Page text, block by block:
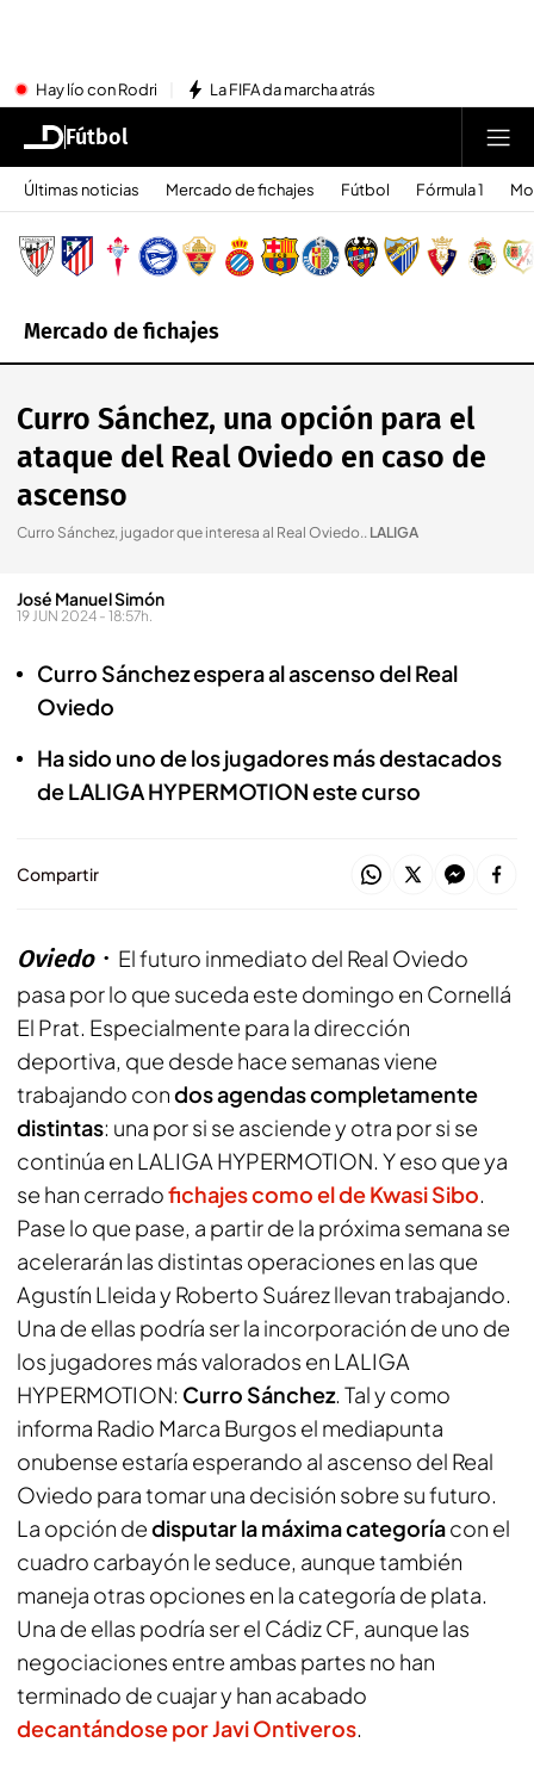
Hay lío con Rodri La FIFA da marcha atrás
Fútbol
Últimas noticias Mercado de fichajes Fútbol Fórmula 1
Mercado de fichajes
Curro Sánchez, una opción para el
ataque del Real Oviedo en caso de
ascenso
Curro Sánchez, jugador que interesa al Real Oviedo.. LALIGA
José Manuel Simón
19 JUN 2024 - 18:57h.
Curro Sánchez espera al ascenso del Real
Oviedo
Ha sido uno de los jugadores más destacados
de LALIGA HYPERMOTION este curso
Compartir
Oviedo
El futuro inmediato del Real Oviedo
pasa por lo que suceda este domingo en Cornellá
El Prat. Especialmente para la dirección
deportiva, que desde hace semanas viene
trabajando condos agendas completamente
distintas: una por si se asciende y otra por si se
continúa en LALIGA HYPERMOTION. Y eso que ya
se han cerradofichajes como el de Kwasi Sibo.
Pase lo que pase, a partir de la próxima semana se
acelerarán las distintas operaciones en las que
Agustín Lleida y Roberto Suárez llevan trabajando.
Una de ellas podría ser la incorporación de uno de
los jugadores más valorados en LALIGA
HYPERMOTION: Curro Sánchez. Tal y como
informa Radio Marca Burgos el mediapunta
onubense estaría esperando al ascenso del Real
Oviedo para tomar una decisión sobre su futuro.
La opción dedisputar la máxima categoríacon el
cuadro carbayón le seduce, aunque también
maneja otras opciones en la categoría de plata.
Una de ellas podría ser el Cádiz CF, aunque las
negociaciones entre ambas partes no han
terminado de cuajar y han acabado
decantándose por Javi Ontiveros.